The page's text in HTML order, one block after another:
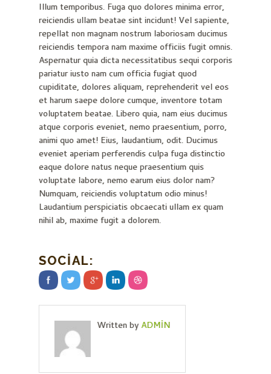
Illum temporibus. Fuga quo dolores minima error,
reiciendis ullam beatae sint incidunt! Vel sapiente,
repellat non magnam nostrum laboriosam ducimus
reiciendis tempora nam maxime officiis fugit omnis.
Aspernatur quia dicta necessitatibus sequi corporis
pariatur iusto nam cum officia fugiat quod
cupiditate, dolores aliquam, reprehenderit vel eos
et harum saepe dolore cumque, inventore totam
voluptatem beatae. Libero quia, nam eius ducimus
atque corporis eveniet, nemo praesentium, porro,
animi quo amet! Eius, laudantium, odit. Ducimus
eveniet aperiam perferendis culpa fuga distinctio
eaque dolore natus neque praesentium quis
voluptate labore, nemo earum eius dolor nam?
Numquam, reiciendis voluptatum odio minus!
Laudantium perspiciatis obcaecati ullam ex quam
nihil ab, maxime fugit a dolorem.
SOCIAL:
Written by ADMIN